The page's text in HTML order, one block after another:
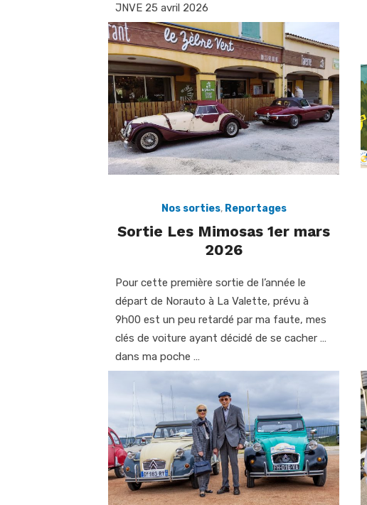
JNVE 25 avril 2026
Nos sorties, Reportages
Sortie Les Mimosas 1er mars
2026
Pour cette première sortie de l’année le
départ de Norauto à La Valette, prévu à
9h00 est un peu retardé par ma faute, mes
clés de voiture ayant décidé de se cacher …
dans ma poche …